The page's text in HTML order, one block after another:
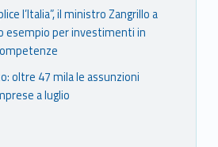
l’Italia”, il ministro Zangrillo a
esempio per investimenti in
oltre 47 mila le assunzioni
a luglio